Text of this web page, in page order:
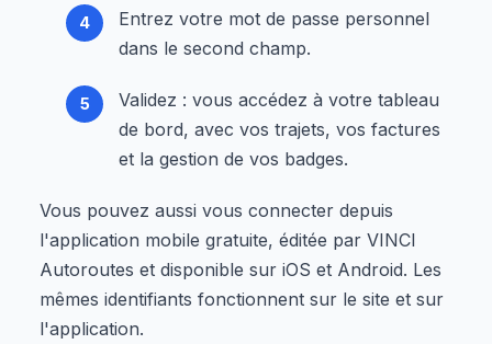
Entrez votre mot de passe personnel
dans le second champ.
Validez : vous accédez à votre tableau
de bord, avec vos trajets, vos factures
et la gestion de vos badges.
Vous pouvez aussi vous connecter depuis
l'application mobile gratuite, éditée par VINCI
Autoroutes et disponible sur iOS et Android. Les
mêmes identifiants fonctionnent sur le site et sur
l'application.